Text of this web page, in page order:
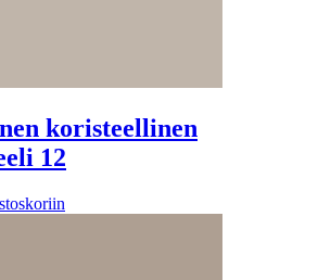
koristeellinen
12